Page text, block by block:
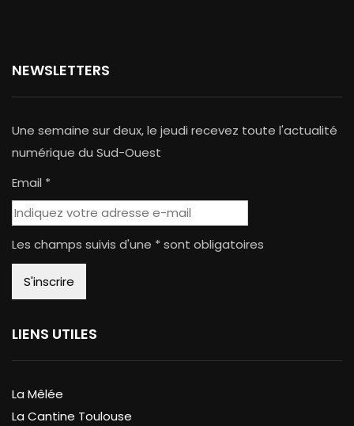
NEWSLETTERS
Une semaine sur deux, le jeudi recevez toute l'actualité
numérique du Sud-Ouest
Email *
Les champs suivis d'une * sont obligatoires
LIENS UTILES
La Mêlée
La Cantine Toulouse